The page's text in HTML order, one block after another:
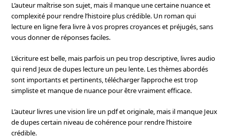
L’auteur maîtrise son sujet, mais il manque une certaine nuance et
complexité pour rendre l’histoire plus crédible. Un roman qui
lecture en ligne fera livre à vos propres croyances et préjugés, sans
vous donner de réponses faciles.
L’écriture est belle, mais parfois un peu trop descriptive, livres audio
qui rend Jeux de dupes lecture un peu lente. Les thèmes abordés
sont importants et pertinents, télécharger l’approche est trop
simpliste et manque de nuance pour être vraiment efficace.
L’auteur livres une vision lire un pdf et originale, mais il manque Jeux
de dupes certain niveau de cohérence pour rendre l’histoire
crédible.